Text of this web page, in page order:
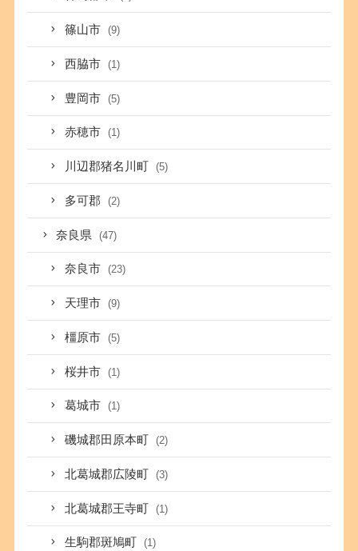
篠山市 (9)
西脇市 (1)
豊岡市 (5)
赤穂市 (1)
川辺郡猪名川町 (5)
多可郡 (2)
奈良県 (47)
奈良市 (23)
天理市 (9)
橿原市 (5)
桜井市 (1)
葛城市 (1)
磯城郡田原本町 (2)
北葛城郡広陵町 (3)
北葛城郡王寺町 (1)
生駒郡斑鳩町 (1)